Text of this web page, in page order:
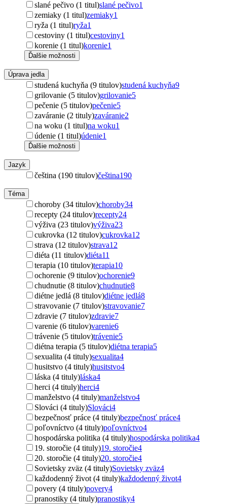
slané pečivo (1 titul)slané pečivo1
zemiaky (1 titul)zemiaky1
ryža (1 titul)ryža1
cestoviny (1 titul)cestoviny1
korenie (1 titul)korenie1
Ďalšie možnosti
Úprava jedla
studená kuchyňa (9 titulov)studená kuchyňa9
grilovanie (5 titulov)grilovanie5
pečenie (5 titulov)pečenie5
zaváranie (2 tituly)zaváranie2
na woku (1 titul)na woku1
údenie (1 titul)údenie1
Ďalšie možnosti
Jazyk
čeština (190 titulov)čeština190
Téma
choroby (34 titulov)choroby34
recepty (24 titulov)recepty24
výživa (23 titulov)výživa23
cukrovka (12 titulov)cukrovka12
strava (12 titulov)strava12
diéta (11 titulov)diéta11
terapia (10 titulov)terapia10
ochorenie (9 titulov)ochorenie9
chudnutie (8 titulov)chudnutie8
diétne jedlá (8 titulov)diétne jedlá8
stravovanie (7 titulov)stravovanie7
zdravie (7 titulov)zdravie7
varenie (6 titulov)varenie6
trávenie (5 titulov)trávenie5
diétna terapia (5 titulov)diétna terapia5
sexualita (4 tituly)sexualita4
husitstvo (4 tituly)husitstvo4
láska (4 tituly)láska4
herci (4 tituly)herci4
manželstvo (4 tituly)manželstvo4
Slováci (4 tituly)Slováci4
bezpečnosť práce (4 tituly)bezpečnosť práce4
poľovníctvo (4 tituly)poľovníctvo4
hospodárska politika (4 tituly)hospodárska politika4
19. storočie (4 tituly)19. storočie4
20. storočie (4 tituly)20. storočie4
Sovietsky zväz (4 tituly)Sovietsky zväz4
každodenný život (4 tituly)každodenný život4
povery (4 tituly)povery4
pranostiky (4 tituly)pranostiky4